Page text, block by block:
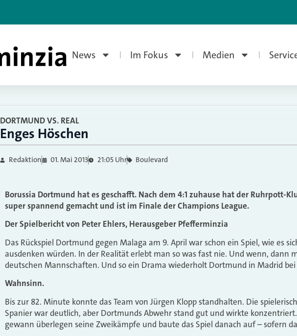
News Im Fokus Medien
DORTMUND VS. REAL
Enges Höschen
Redaktion 01. Mai 2013 21:05 Uhr Boulevard
Borussia Dortmund hat es geschafft. Nach dem 4:1 zuhause hat der Ruhrpott-
super spannend gemacht und ist im Finale der Champions League.
Der Spielbericht von Peter Ehlers, Herausgeber Pfefferminzia
Das Rückspiel Dortmund gegen Malaga am 9. April war schon ein Spiel, wie es
ausdenken würden. In der Realität erlebt man so was fast nie. Und wenn, dann
deutschen Mannschaften. Und so ein Drama wiederholt Dortmund in Madrid bei
Wahnsinn.
Bis zur 82. Minute konnte das Team von Jürgen Klopp standhalten. Die
Spanier war deutlich, aber Dortmunds Abwehr stand gut und wirkte
gewann überlegen seine Zweikämpfe und baute das Spiel danach auf – sofern